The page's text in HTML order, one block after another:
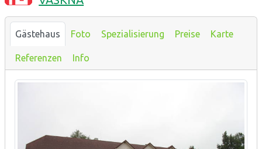
Gästehaus Foto Spezialisierung Preise Karte
Referenzen Info